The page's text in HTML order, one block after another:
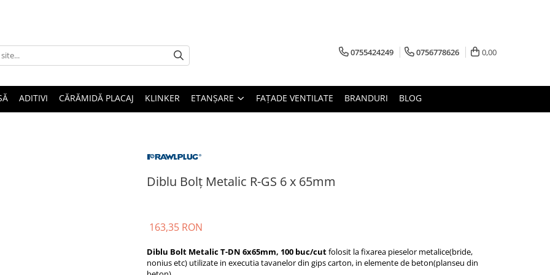
0755424249 0756778626 0,00
ADITIVI CĂRĂMIDĂ PLACAJ KLINKER ETANȘARE FAȚADE VENTILATE BRANDURI BLOG
Diblu Bolț Metalic R-GS 6 x 65mm
163,35 RON
Diblu Bolt Metalic T-DN 6x65mm, 100 buc/cutfolosit la fixarea pieselor metalice(bride,
nonius etc) utilizate in executia tavanelor din gips carton, in elemente de beton(planseu din